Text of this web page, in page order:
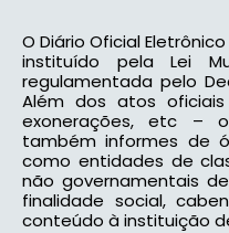
O Diário Oficial
instituído pela Lei
regulamentada pelo
Além dos atos
exonerações, etc –
também informes de
como entidades de
não governamentais
finalidade social,
conteúdo à instituição